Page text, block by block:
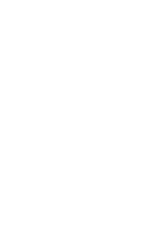
2026
anziana ricoverata in
2026